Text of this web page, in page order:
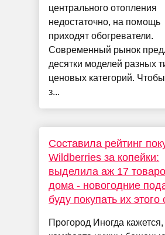
центрального отопления
недостаточно, на помощь
приходят обогреватели.
Современный рынок
десятки моделей разных
ценовых категорий.
з...
Составила рейтинг
Wildberries за копейки:
выделила аж 17
дома - новогодние
буду покупать их этого
Прогород Иногда кажется,